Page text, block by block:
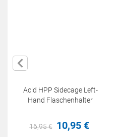
Acid HPP Sidecage Left-
Hand Flaschenhalter
16,95€ 10,95 €